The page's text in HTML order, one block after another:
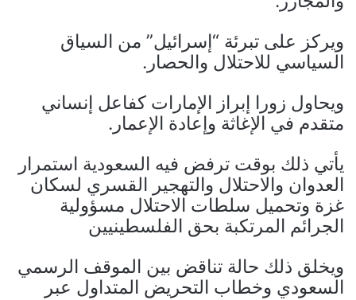
ويركز على تبرئة “إسرائيل” من السياق
السياسي للاحتلال والحصار.
ويحاول زورا إبراز الإمارات كفاعل إنساني
متقدم في الإغاثة وإعادة الإعمار.
يأتي ذلك بوقت ترفض فيه السعودية استمرار
العدوان والاحتلال والتهجير القسري لسكان
غزة وتحميل سلطات الاحتلال مسؤولية
الجرائم المرتكبة بحق الفلسطينيين
ويخلق ذلك حالة تناقض بين الموقف الرسمي
السعودي وخطاب التحريض المتداول عبر